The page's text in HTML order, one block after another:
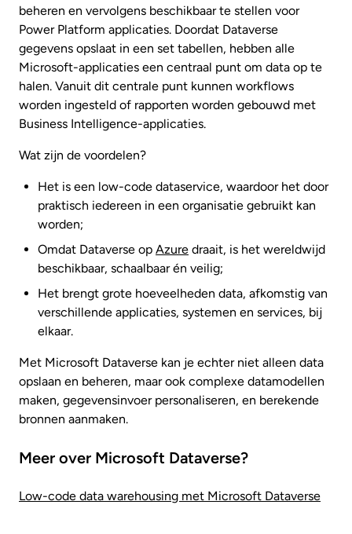
beheren en vervolgens beschikbaar te stellen voor
Power Platform applicaties. Doordat Dataverse
gegevens opslaat in een set tabellen, hebben alle
Microsoft-applicaties een centraal punt om data op te
halen. Vanuit dit centrale punt kunnen workflows
worden ingesteld of rapporten worden gebouwd met
Business Intelligence-applicaties.
Wat zijn de voordelen?
Het is een low-code dataservice, waardoor het door
praktisch iedereen in een organisatie gebruikt kan
worden;
Omdat Dataverse op Azure draait, is het wereldwijd
beschikbaar, schaalbaar én veilig;
Het brengt grote hoeveelheden data, afkomstig van
verschillende applicaties, systemen en services, bij
elkaar.
Met Microsoft Dataverse kan je echter niet alleen data
opslaan en beheren, maar ook complexe datamodellen
maken, gegevensinvoer personaliseren, en berekende
bronnen aanmaken.
Meer over Microsoft Dataverse?
Low-code data warehousing met Microsoft Dataverse